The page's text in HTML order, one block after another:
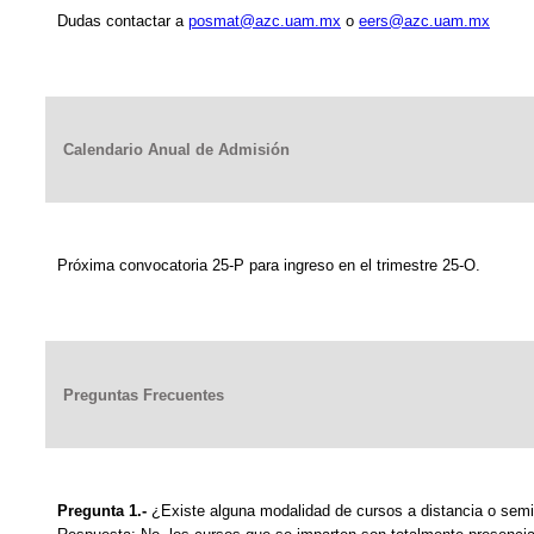
Dudas contactar a posmat@azc.uam.mx o eers@azc.uam.mx
Calendario Anual de Admisión
Próxima convocatoria 25-P para ingreso en el trimestre 25-O.
Preguntas Frecuentes
Pregunta 1.- ¿Existe alguna modalidad de cursos a distancia o